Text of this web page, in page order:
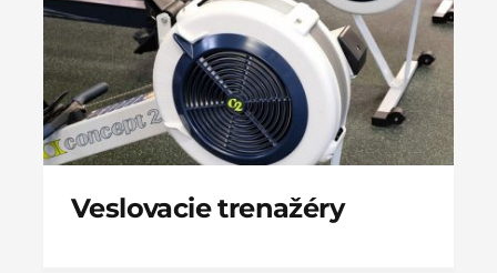
Veslovacie trenažéry